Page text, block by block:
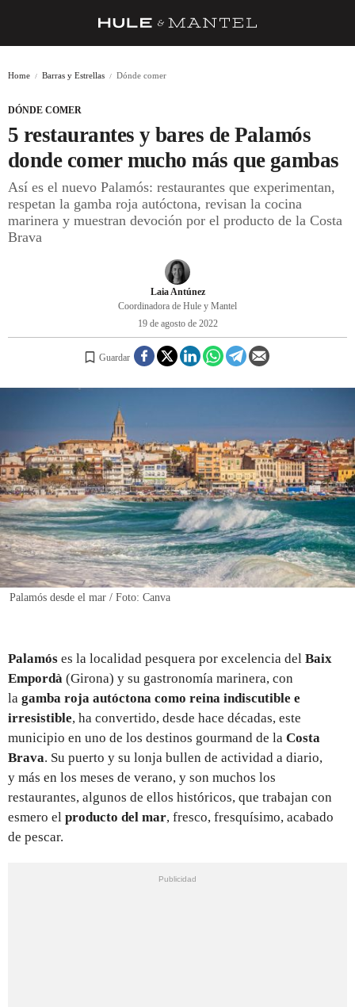
BARRAS Y ESTRELLAS
DÓNDE COMER
ÍDOLOS DE MESAS
A CUCHILLO
Home Barras y Estrellas Dónde comer
DÓNDE COMER
5 restaurantes y bares de Palamós
donde comer mucho más que gambas
Así es el nuevo Palamós: restaurantes que experimentan,
respetan la gamba roja autóctona, revisan la cocina
marinera y muestran devoción por el producto de la Costa
Brava
Laia Antúnez
Coordinadora de Hule y Mantel
19 de agosto de 2022
Guardar
Palamós desde el mar / Foto: Canva
Palamós es la localidad pesquera por excelencia del Baix
Empordà (Girona) y su gastronomía marinera, con
la gamba roja autóctona como reina indiscutible e
irresistible, ha convertido, desde hace décadas, este
municipio en uno de los destinos gourmand de la Costa
Brava. Su puerto y su lonja bullen de actividad a diario,
y más en los meses de verano, y son muchos los
restaurantes, algunos de ellos históricos, que trabajan con
esmero el producto del mar, fresco, fresquísimo, acabado
de pescar.